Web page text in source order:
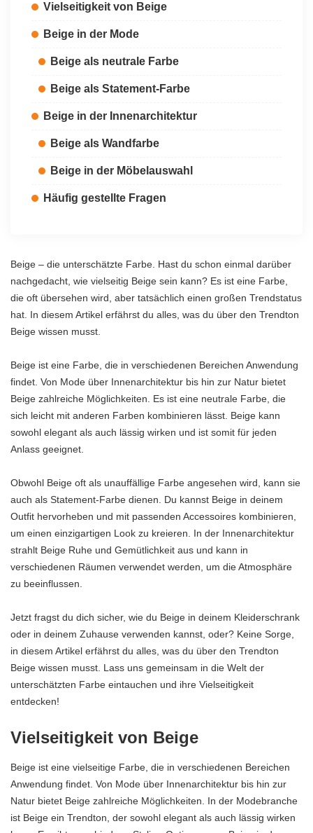
Vielseitigkeit von Beige
Beige in der Mode
Beige als neutrale Farbe
Beige als Statement-Farbe
Beige in der Innenarchitektur
Beige als Wandfarbe
Beige in der Möbelauswahl
Häufig gestellte Fragen
Beige – die unterschätzte Farbe. Hast du schon einmal darüber
nachgedacht, wie vielseitig Beige sein kann? Es ist eine Farbe,
die oft übersehen wird, aber tatsächlich einen großen Trendstatus
hat. In diesem Artikel erfährst du alles, was du über den Trendton
Beige wissen musst.
Beige ist eine Farbe, die in verschiedenen Bereichen Anwendung
findet. Von Mode über Innenarchitektur bis hin zur Natur bietet
Beige zahlreiche Möglichkeiten. Es ist eine neutrale Farbe, die
sich leicht mit anderen Farben kombinieren lässt. Beige kann
sowohl elegant als auch lässig wirken und ist somit für jeden
Anlass geeignet.
Obwohl Beige oft als unauffällige Farbe angesehen wird, kann sie
auch als Statement-Farbe dienen. Du kannst Beige in deinem
Outfit hervorheben und mit passenden Accessoires kombinieren,
um einen einzigartigen Look zu kreieren. In der Innenarchitektur
strahlt Beige Ruhe und Gemütlichkeit aus und kann in
verschiedenen Räumen verwendet werden, um die Atmosphäre
zu beeinflussen.
Jetzt fragst du dich sicher, wie du Beige in deinem Kleiderschrank
oder in deinem Zuhause verwenden kannst, oder? Keine Sorge,
in diesem Artikel erfährst du alles, was du über den Trendton
Beige wissen musst. Lass uns gemeinsam in die Welt der
unterschätzten Farbe eintauchen und ihre Vielseitigkeit
entdecken!
Vielseitigkeit von Beige
Beige ist eine vielseitige Farbe, die in verschiedenen Bereichen
Anwendung findet. Von Mode über Innenarchitektur bis hin zur
Natur bietet Beige zahlreiche Möglichkeiten. In der Modebranche
ist Beige ein Trendton, der sowohl elegant als auch lässig wirken